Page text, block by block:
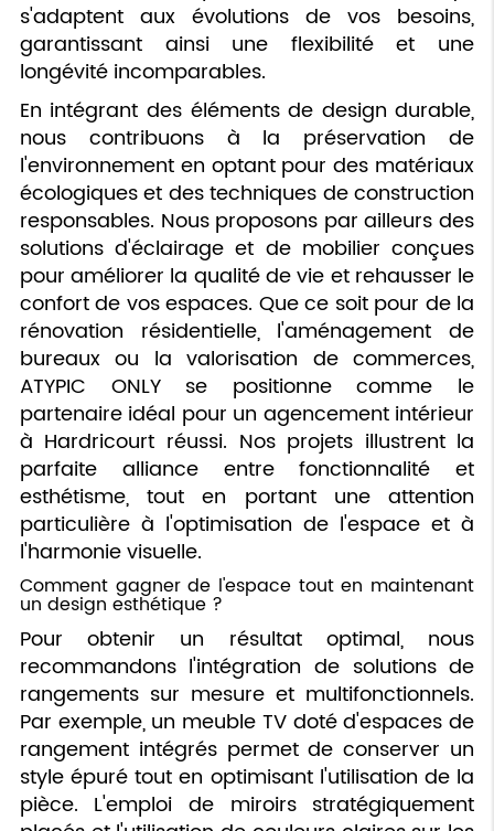
s'adaptent aux évolutions de vos besoins,
garantissant ainsi une flexibilité et une
longévité incomparables.
En intégrant des éléments de design durable,
nous contribuons à la préservation de
l'environnement en optant pour des matériaux
écologiques et des techniques de construction
responsables. Nous proposons par ailleurs des
solutions d'éclairage et de mobilier conçues
pour améliorer la qualité de vie et rehausser le
confort de vos espaces. Que ce soit pour de la
rénovation résidentielle, l'aménagement de
bureaux ou la valorisation de commerces,
ATYPIC ONLY se positionne comme le
partenaire idéal pour un agencement intérieur
à Hardricourt réussi. Nos projets illustrent la
parfaite alliance entre fonctionnalité et
esthétisme, tout en portant une attention
particulière à l'optimisation de l'espace et à
l'harmonie visuelle.
Comment gagner de l'espace tout en maintenant
un design esthétique ?
Pour obtenir un résultat optimal, nous
recommandons l'intégration de solutions de
rangements sur mesure et multifonctionnels.
Par exemple, un meuble TV doté d'espaces de
rangement intégrés permet de conserver un
style épuré tout en optimisant l'utilisation de la
pièce. L'emploi de miroirs stratégiquement